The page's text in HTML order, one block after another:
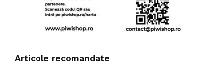
Articole recomandate